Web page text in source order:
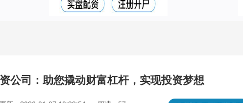
公司：助您撬动财富杠杆，实现投资梦想